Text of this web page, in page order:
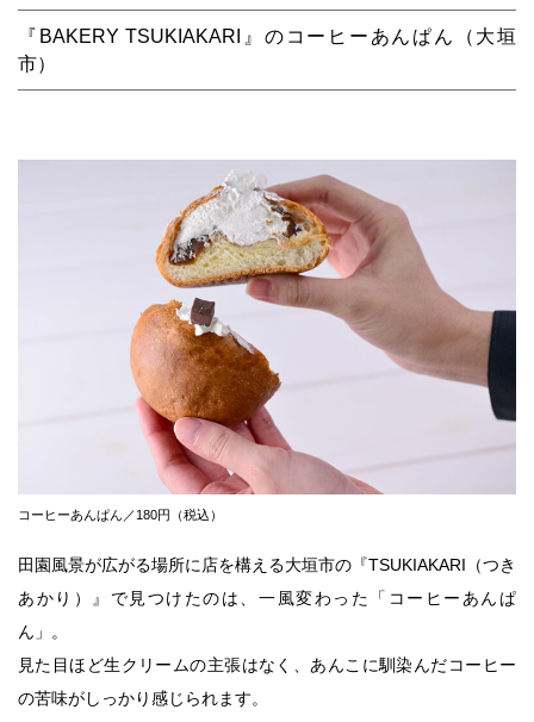
『BAKERY TSUKIAKARI』のコーヒーあんぱん（大垣
市）
コーヒーあんぱん／180円（税込）
田園風景が広がる場所に店を構える大垣市の『TSUKIAKARI（つき
あかり）』で見つけたのは、一風変わった「コーヒーあんぱ
ん」。
見た目ほど生クリームの主張はなく、あんこに馴染んだコーヒー
の苦味がしっかり感じられます。